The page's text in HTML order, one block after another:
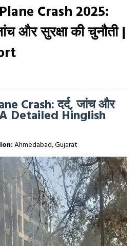
Crash 2025:
और सुरक्षा की चुनौती |
Crash: दर्द, जांच और
A Detailed Hinglish
Ahmedabad, Gujarat